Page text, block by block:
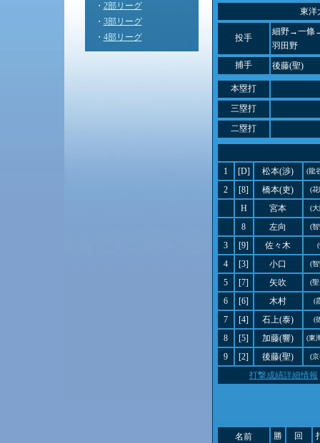
・ 2部リーグ
・ 3部リーグ
・ 4部リーグ
東洋
投手
細野→一
羽田野
捕手
後藤(聖)
本塁打
三塁打
二塁打
1 [D] 松本(渉) (龍
2 [8] 橋本(吏) (
H 宮本 (
8 左向 (
3 [9] 佐々木
4 [3] 小口 (
5 [7] 矢吹 (
6 [6] 木村 (
7 [4] 石上(泰) (
8 [5] 加藤(響) (東
9 [2] 後藤(聖) (
打撃成績詳細情報
名前
勝
回